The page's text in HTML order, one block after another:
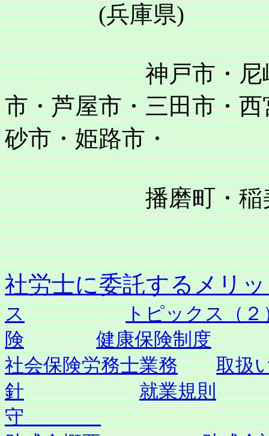
(兵庫県)
神戸市・尼崎市・
市・芦屋市・三田市・
砂市・姫路市・
播磨町・稲美町
社労士に委託す
ス
トピックス（２
険
健康保険制度
社会保険労務士業務
取扱
針
就業規則
守